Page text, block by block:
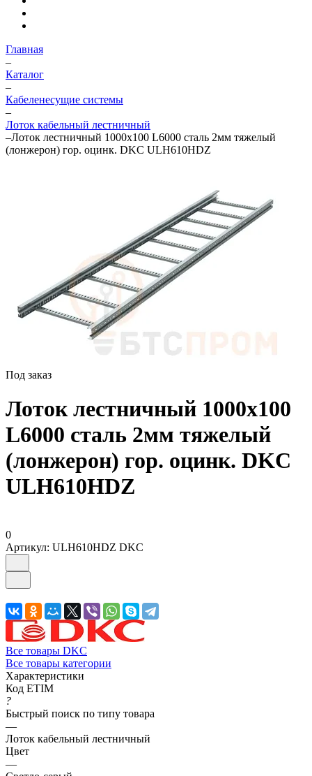
Главная
–
Каталог
–
Кабеленесущие системы
–
Лоток кабельный лестничный
–Лоток лестничный 1000х100 L6000 сталь 2мм тяжелый
(лонжерон) гор. оцинк. DKC ULH610HDZ
Под заказ
Лоток лестничный 1000х100
L6000 сталь 2мм тяжелый
(лонжерон) гор. оцинк. DKC
ULH610HDZ
0
Артикул: ULH610HDZ DKC
Все товары DKC
Все товары категории
Характеристики
Код ETIM
?
Быстрый поиск по типу товара
—
Лоток кабельный лестничный
Цвет
—